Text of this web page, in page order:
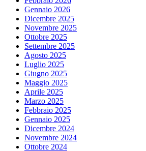
Gennaio 2026
Dicembre 2025
Novembre 2025
Ottobre 2025
Settembre 2025
Agosto 2025
Luglio 2025
Giugno 2025
Maggio 2025
Aprile 2025
Marzo 2025
Febbraio 2025
Gennaio 2025
Dicembre 2024
Novembre 2024
Ottobre 2024